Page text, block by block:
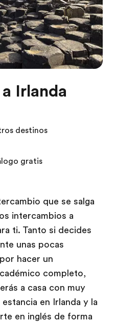
Irlanda
que se salga
intercambios a
ti. Tanto si decides
unas pocas
hacer un
completo,
a casa con muy
en Irlanda y la
en inglés de forma
destinos
gratis